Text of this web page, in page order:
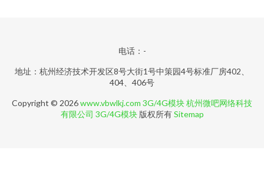
电话：-
地址：杭州经济技术开发区8号大街1号中策园4号标准厂房402、
404、406号
Copyright © 2026www.vbwlkj.com 3G/4G模块杭州微吧网络科技
有限公司 3G/4G模块版权所有Sitemap